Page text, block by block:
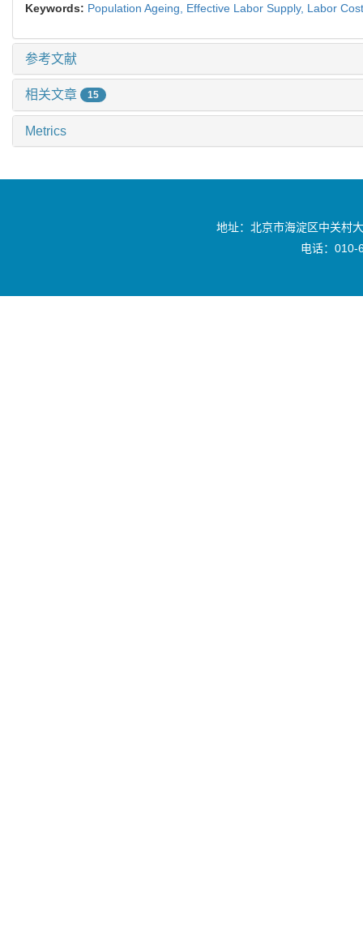
Keywords: Population Ageing, Effective Labor Supply, Labor
参考文献
相关文章 15
Metrics
地址：北京市海淀区中关村
电话：